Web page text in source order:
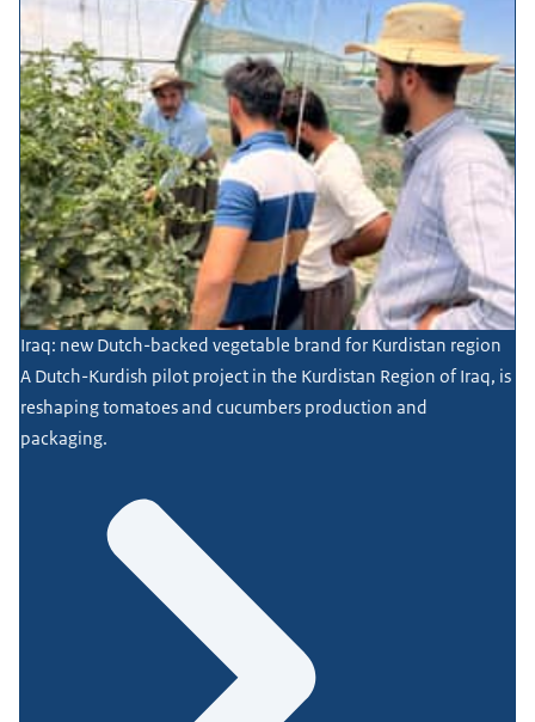
Iraq: new Dutch-backed vegetable brand for Kurdistan region
A Dutch-Kurdish pilot project in the Kurdistan Region of Iraq, is
reshaping tomatoes and cucumbers production and
packaging.